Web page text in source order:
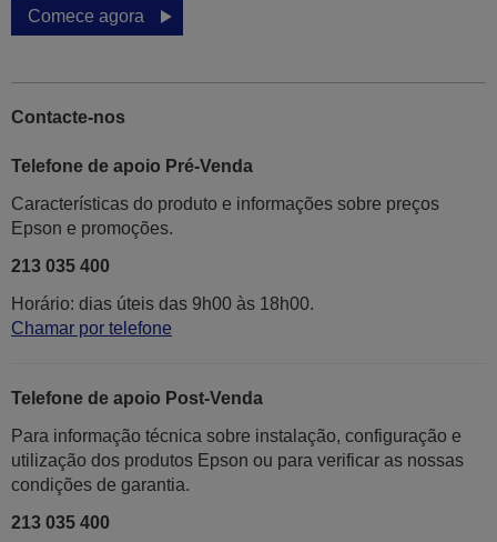
Comece agora
Contacte-nos
Telefone de apoio Pré-Venda
Características do produto e informações sobre preços
Epson e promoções.
213 035 400
Horário: dias úteis das 9h00 às 18h00.
Chamar por telefone
Telefone de apoio Post-Venda
Para informação técnica sobre instalação, configuração e
utilização dos produtos Epson ou para verificar as nossas
condições de garantia.
213 035 400